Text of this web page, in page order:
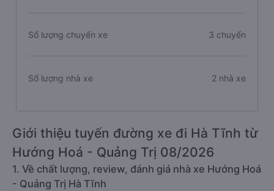
Số lượng chuyến xe 3 chuyến
Số lượng nhà xe 2 nhà xe
Giới thiệu tuyến đường xe đi Hà Tĩnh từ
Hướng Hoá - Quảng Trị 08/2026
1. Về chất lượng, review, đánh giá nhà xe Hướng Hoá
- Quảng Trị Hà Tĩnh